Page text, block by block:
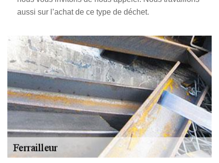
aussi sur l’achat de ce type de déchet.